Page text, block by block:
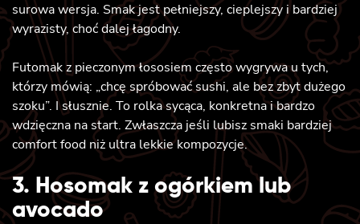
surowa wersja. Smak jest pełniejszy, cieplejszy i bardziej
wyrazisty, choć dalej łagodny.
Futomak z pieczonym łososiem często wygrywa u tych,
którzy mówią: „chcę spróbować sushi, ale bez zbyt dużego
szoku”. I słusznie. To rolka sycąca, konkretna i bardzo
wdzięczna na start. Zwłaszcza jeśli lubisz smaki bardziej
comfort food niż ultra lekkie kompozycje.
3. Hosomak z ogórkiem lub
avocado